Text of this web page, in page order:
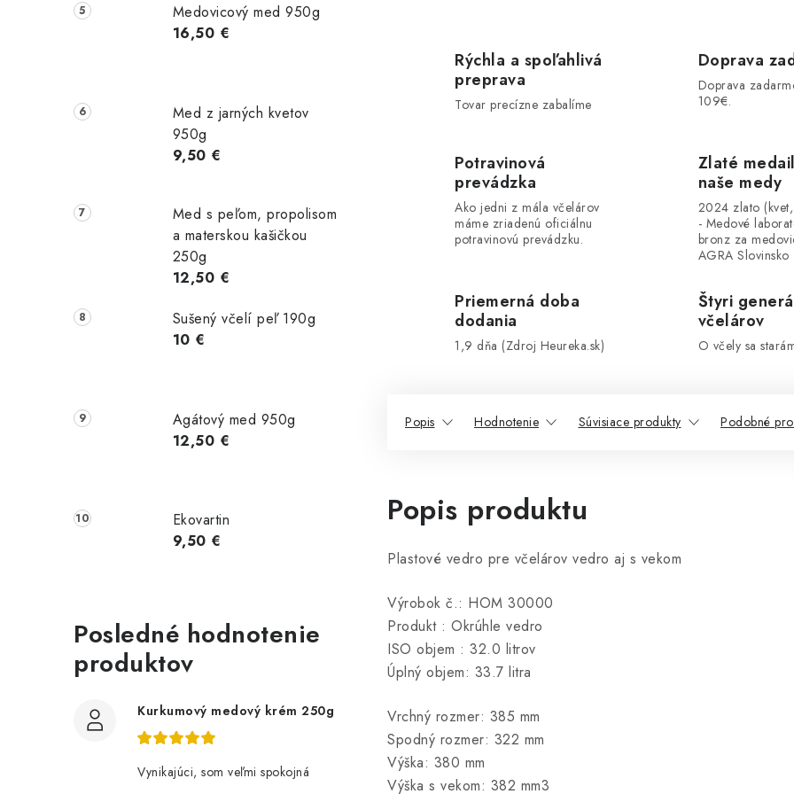
Medovicový med 950g
16,50 €
Med z jarných kvetov
950g
9,50 €
Med s peľom, propolisom
a materskou kašičkou
250g
12,50 €
Sušený včelí peľ 190g
10 €
Agátový med 950g
12,50 €
Ekovartin
9,50 €
Posledné hodnotenie
produktov
Kurkumový medový krém 250g
Vynikajúci, som veľmi spokojná
Rýchla a spoľahlivá
preprava
Tovar precízne zabalíme
Doprava
Doprava
109€.
Potravinová
prevádzka
Ako jedni z mála včelárov
máme zriadenú oficiálnu
potravinovú prevádzku.
Zlaté
naše medy
2024 zlato
- Medové
bronz za
AGRA Slovinsko
Priemerná doba
dodania
1,9 dňa (Zdroj Heureka.sk)
Štyri
včelárov
O včely sa
Popis Hodnotenie Súvisiace produkty Podobné
Popis produktu
Plastové vedro pre včelárov vedro aj s vekom
Výrobok č.: HOM 30000
Produkt : Okrúhle vedro
ISO objem : 32.0 litrov
Úplný objem: 33.7 litra
Vrchný rozmer: 385 mm
Spodný rozmer: 322 mm
Výška: 380 mm
Výška s vekom: 382 mm3